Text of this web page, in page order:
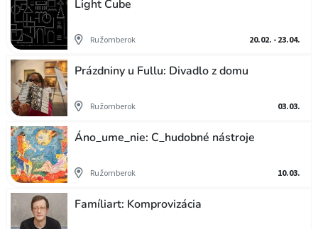
Light Cube
Ružomberok 20.02. - 23.04.
Prázdniny u Fullu: Divadlo z domu
Ružomberok 03.03.
Áno_ume_nie: C_hudobné nástroje
Ružomberok 10.03.
Famíliart: Komprovizácia